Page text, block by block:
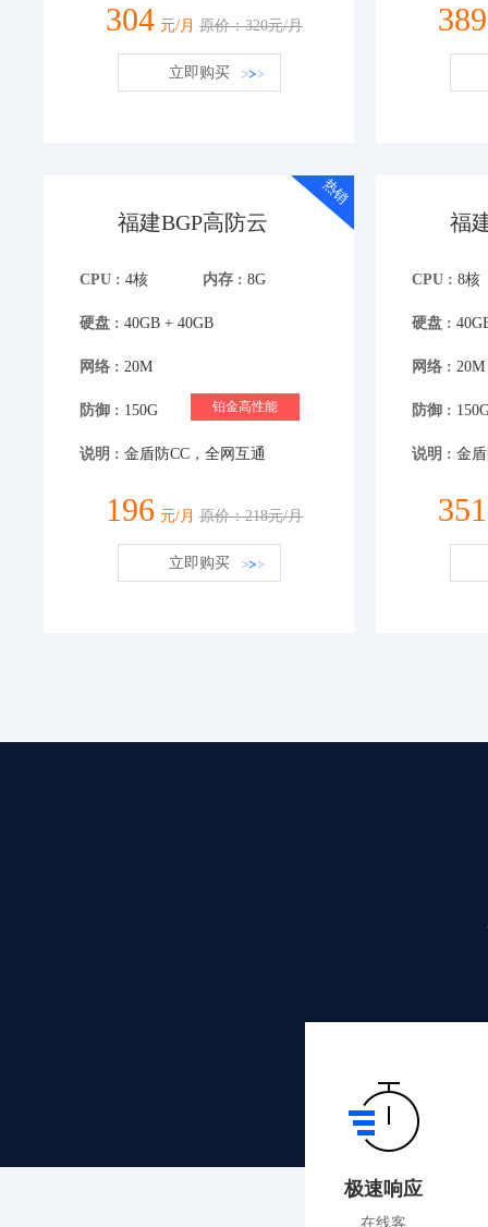
304 元/月 原价：320元/月
立即购买
389
热销
福建BGP高防云
CPU : 4核 内存 : 8G
硬盘 : 40GB + 40GB
网络 : 20M
防御 : 150G 铂金高性能
说明 : 金盾防CC，全网互通
196 元/月 原价：218元/月
立即购买
福
CPU : 8核
硬盘 :
网络 : 20M
防御 :
说明 : 金
351
极速响应
在线客